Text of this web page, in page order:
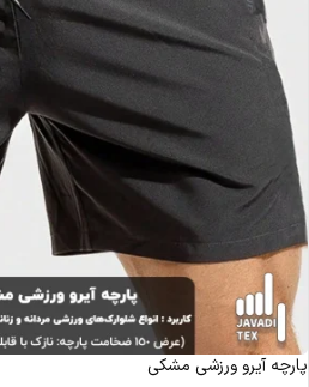
پارچه آیرو ورزشی مشکی